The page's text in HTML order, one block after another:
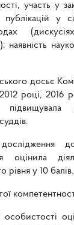
участь у
публікацій у
наявність
досьє
році, 2016
оцінила
рівня у 10 балів.
особистості